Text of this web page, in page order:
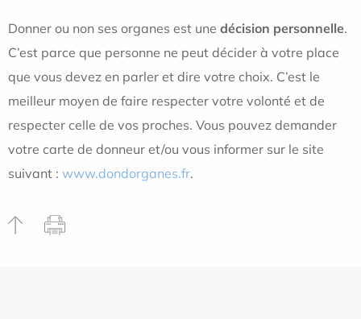
Donner ou non ses organes est une décision personnelle.
C’est parce que personne ne peut décider à votre place
que vous devez en parler et dire votre choix. C’est le
meilleur moyen de faire respecter votre volonté et de
respecter celle de vos proches. Vous pouvez demander
votre carte de donneur et/ou vous informer sur le site
suivant : www.dondorganes.fr.